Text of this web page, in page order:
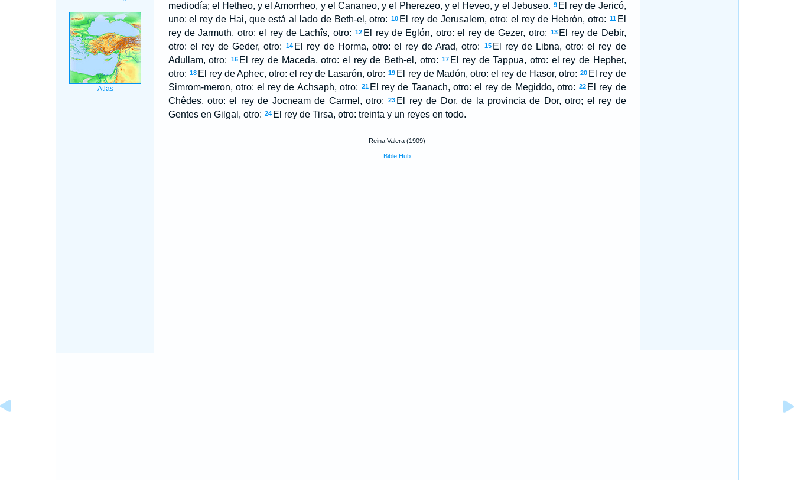
mediodía; el Hetheo, y el Amorrheo, y el Cananeo, y el Pherezeo, y el Heveo, y el Jebuseo. 9 El rey de Jericó,
uno: el rey de Hai, que está al lado de Beth-el, otro:
10 El rey de Jerusalem, otro: el rey de Hebrón, otro: 11 El
rey de Jarmuth, otro: el rey de Lachîs, otro:
12 El rey de Eglón, otro: el rey de Gezer, otro: 13 El rey de Debir,
otro: el rey de Geder, otro:
14 El rey de Horma, otro: el rey de Arad, otro: 15 El rey de Libna, otro: el rey de
Adullam, otro:
16 El rey de Maceda, otro: el rey de Beth-el, otro: 17 El rey de Tappua, otro: el rey de Hepher,
otro: 18 El rey de Aphec, otro: el rey de Lasarón, otro: 19 El rey de Madón, otro: el rey de Hasor, otro: 20 El rey de
Simrom-meron, otro: el rey de Achsaph, otro: 21 El rey de Taanach, otro: el rey de Megiddo, otro: 22 El rey de
Chêdes, otro: el rey de Jocneam de Carmel, otro:
23 El rey de Dor, de la provincia de Dor, otro; el rey de
Gentes en Gilgal, otro: 24 El rey de Tirsa, otro: treinta y un reyes en todo.
Reina Valera (1909)
Bible Hub